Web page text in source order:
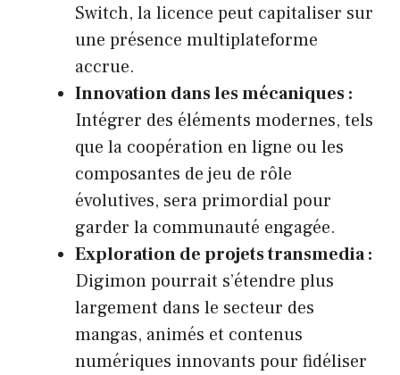
Switch, la licence peut capitaliser sur
une présence multiplateforme
accrue.
Innovation dans les mécaniques :
Intégrer des éléments modernes, tels
que la coopération en ligne ou les
composantes de jeu de rôle
évolutives, sera primordial pour
garder la communauté engagée.
Exploration de projets transmedia :
Digimon pourrait s’étendre plus
largement dans le secteur des
mangas, animés et contenus
numériques innovants pour fidéliser